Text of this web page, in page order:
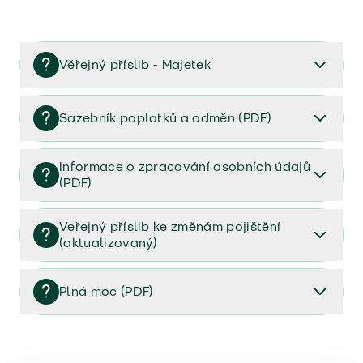
Věřejný příslib - Majetek
Věřejný příslib majetek 2023
Sazebník poplatků a odměn (PDF)
Sazebník poplatků a odměn (PDF)
Informace o zpracování osobních údajů
(PDF)
Informace o zpracování osobních údajů (PDF)
Veřejný příslib ke změnám pojištění
(aktualizovaný)
Veřejný příslib ke změnám pojištění (aktualizovaný)
Plná moc (PDF)